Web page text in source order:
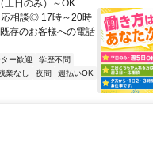
土日のみ）～OK
応相談◎ 17時～20時
存のお客様への電話
ー歓迎
学歴不問
業なし 夜間
週払いOK